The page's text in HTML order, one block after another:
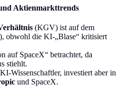
Aktienmarkttrends
(KGV) ist auf dem
obwohl die KI-„Blase“ kritisiert
auf SpaceX“ betrachtet, da
stiehlt.
Wissenschaftler, investiert aber in
und SpaceX.